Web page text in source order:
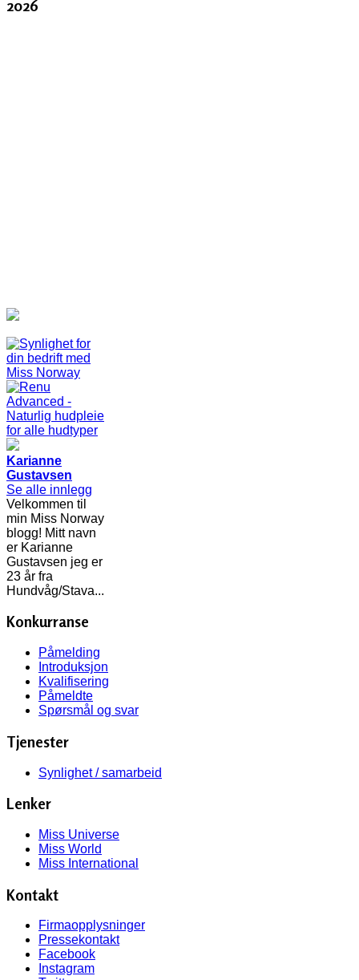
2026
Karianne
Gustavsen
Se alle innlegg
Velkommen til
min Miss Norway
blogg! Mitt navn
er Karianne
Gustavsen jeg er
23 år fra
Hundvåg/Stava...
Konkurranse
Påmelding
Introduksjon
Kvalifisering
Påmeldte
Spørsmål og svar
Tjenester
Synlighet / samarbeid
Lenker
Miss Universe
Miss World
Miss International
Kontakt
Firmaopplysninger
Pressekontakt
Facebook
Instagram